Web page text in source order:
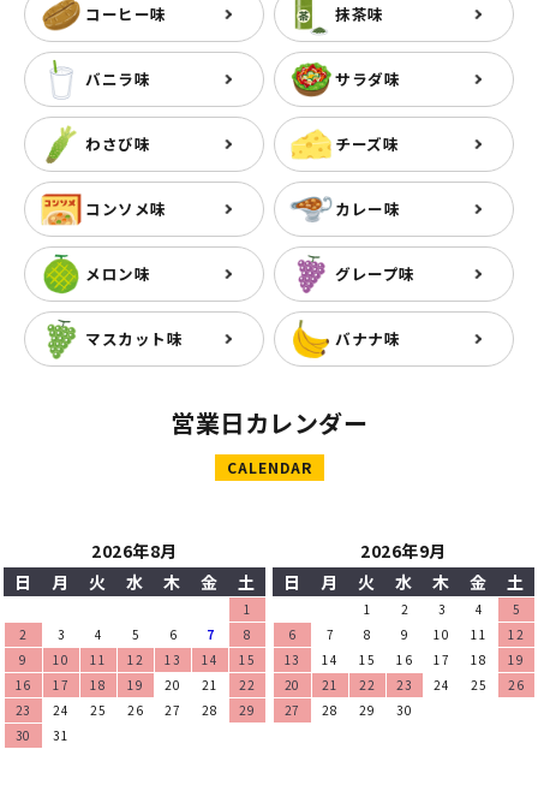
コーヒー味 抹茶味
バニラ味 サラダ味
わさび味 チーズ味
コンソメ味 カレー味
メロン味 グレープ味
マスカット味 バナナ味
営業日カレンダー
CALENDAR
2026年8月
日
月 火 水 木 金 土
1
2
3 4 5 6 7
8
9
10 11 12 13 14
15
16
17 18 19 20 21
22
23
24 25 26 27 28
29
30
31
2026年9月
日
月 火 水 木 金 土
1 2 3 4
5
6
7 8 9 10 11
12
13
14 15 16 17 18
19
20
21 22 23 24 25
26
27
28 29 30